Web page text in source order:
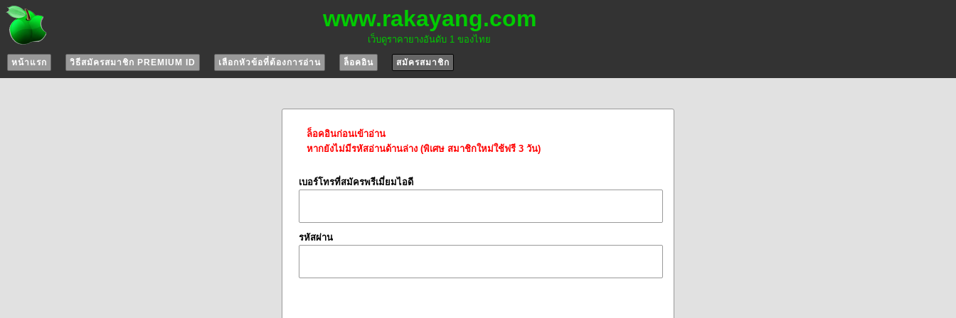
www.rakayang.com
เว็บดูราคายางอันดับ 1 ของไทย
หน้าแรก วิธีสมัครสมาชิก PREMIUM ID เลือกหัวข้อที่ต้องการอ่าน ล็อคอิน สมัครสมาชิก
ล็อคอินก่อนเข้าอ่าน
หากยังไม่มีรหัสอ่านด้านล่าง (พิเศษ สมาชิกใหม่ใช้ฟรี 3 วัน)
เบอร์โทรที่สมัครพรีเมี่ยมไอดี
รหัสผ่าน